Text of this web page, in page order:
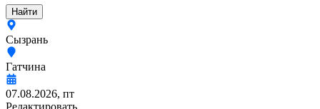
Найти
Сызрань
Гатчина
07.08.2026, пт